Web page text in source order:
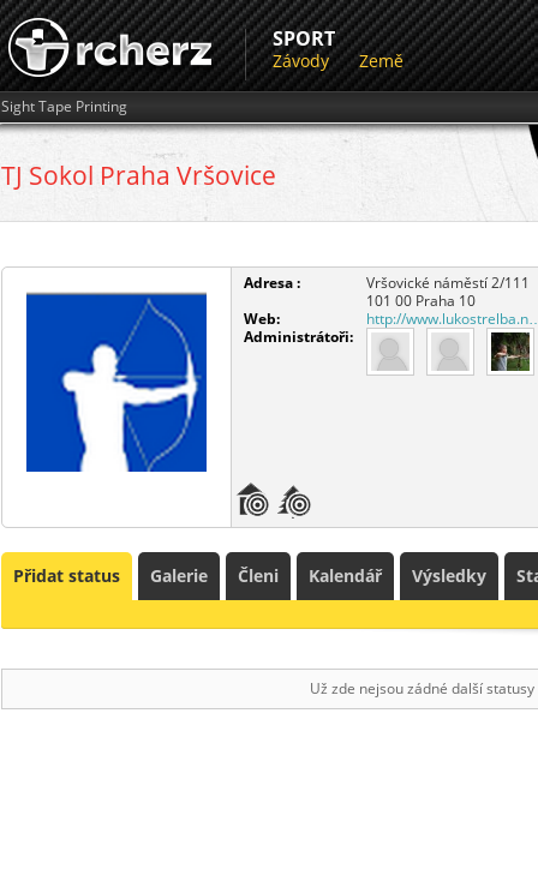
SPORT
Závody Země
Sight Tape Printing
TJ Sokol Praha Vršovice
Adresa :
Vršovické náměstí 2/111
101 00 Praha 10
Web:
http://
Administrátoři:
Přidat status Galerie Členi Kalendář Výsledky
Už zde nejsou zádné další statusy